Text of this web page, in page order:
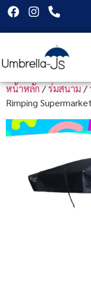
หน้าหลัก/ร่มสนาม/
Rimping Supermarket